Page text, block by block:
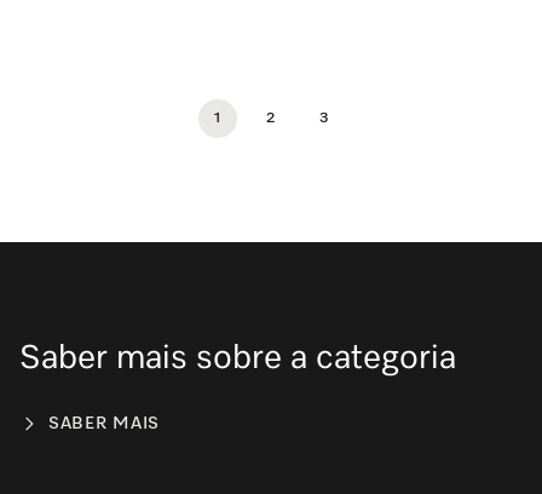
1 2 3
Saber mais sobre a categoria
SABER MAIS